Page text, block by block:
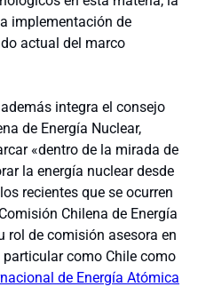
implementación de
actual del marco
integra el consejo
de Energía Nuclear,
«dentro de la mirada de
la energía nuclear desde
recientes que se ocurren
Chilena de Energía
rol de comisión asesora en
como Chile como
de Energía Atómica